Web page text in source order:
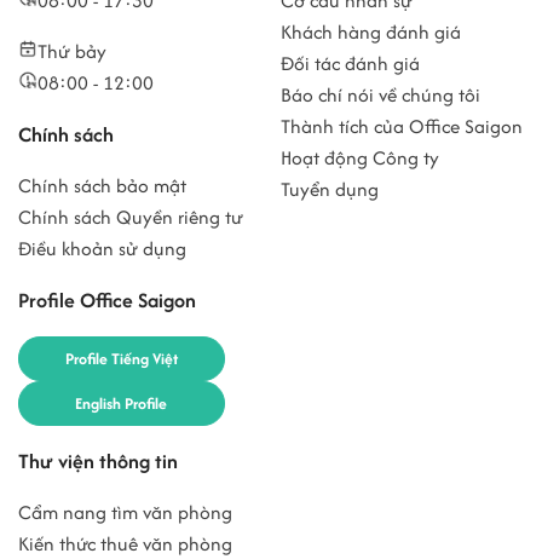
Thứ bảy
08:00 - 12:00
Chính sách
Chính sách bảo mật
Chính sách Quyền riêng tư
Điều khoản sử dụng
Profile Office Saigon
Profile Tiếng Việt
English Profile
Khách hàng đánh giá
Đối tác đánh giá
Báo chí nói về chúng tôi
Thành tích của Office Saigon
Hoạt động Công ty
Tuyển dụng
Thư viện thông tin
Cẩm nang tìm văn phòng
Kiến thức thuê văn phòng